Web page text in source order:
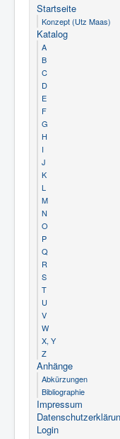
Startseite
Konzept (Utz Maas)
Katalog
A
B
C
D
E
F
G
H
I
J
K
L
M
N
O
P
Q
R
S
T
U
V
W
X, Y
Z
Anhänge
Abkürzungen
Bibliographie
Impressum
Login